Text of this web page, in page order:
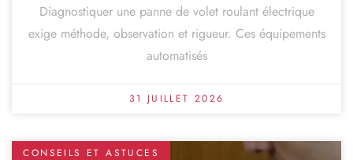
Diagnostiquer une panne de volet roulant électrique
exige méthode, observation et rigueur. Ces équipements
automatisés
31 JUILLET 2026
CONSEILS ET ASTUCES